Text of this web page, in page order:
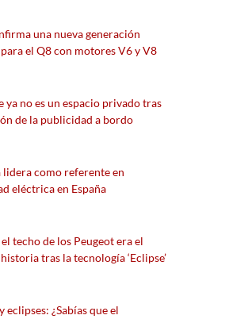
una nueva generación
el Q8 con motores V6 y V8
ya no es un espacio privado tras
de la publicidad a bordo
lidera como referente en
eléctrica en España
techo de los Peugeot era el
tras la tecnología ‘Eclipse’
eclipses: ¿Sabías que el